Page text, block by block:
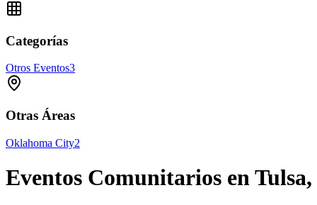
Categorías
Otros Eventos3
Otras Áreas
Oklahoma City2
Eventos Comunitarios en